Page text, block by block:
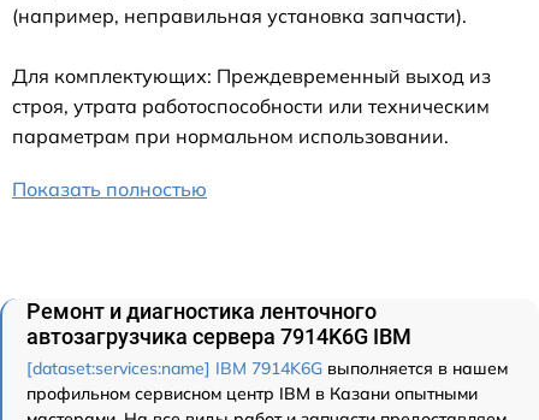
(например, неправильная установка запчасти).
Для комплектующих: Преждевременный выход из
строя, утрата работоспособности или техническим
параметрам при нормальном использовании.
Показать полностью
Ремонт и диагностика ленточного
автозагрузчика сервера 7914K6G IBM
[dataset:services:name] IBM 7914K6G выполняется в нашем
профильном сервисном центр IBM в Казани опытными